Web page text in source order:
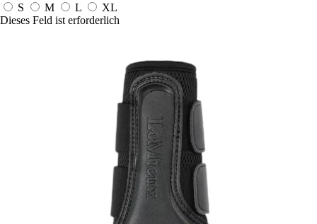
S
M L
XL
Dieses Feld ist erforderlich